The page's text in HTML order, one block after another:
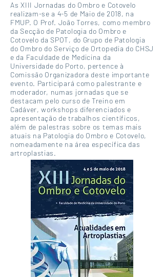
As XIII Jornadas do Ombro e Cotovelo
realizam-se a 4-5 de Maio de 2018, na
FMUP. O Prof. João Torres, como membro
da Secção de Patologia do Ombro e
Cotovelo da SPOT, do Grupo de Patologia
do Ombro do Serviço de Ortopedia do CHSJ
e da Faculdade de Medicina da
Universidade do Porto, pertence à
Comissão Organizadora deste importante
evento. Participará como palestrante e
moderador, numas jornadas que se
destacam pelo curso de Treino em
Cadáver, workshops diferenciados e
apresentação de trabalhos científicos,
além de palestras sobre os temas mais
atuais na Patologia do Ombro e Cotovelo,
nomeadamente na área específica das
artroplastias.